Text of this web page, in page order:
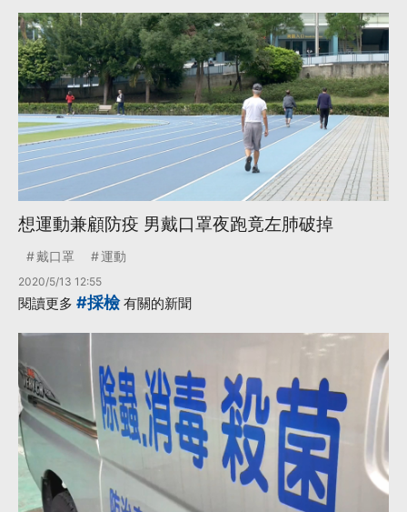
想運動兼顧防疫 男戴口罩夜跑竟左肺破掉
戴口罩 運動
2020/5/13 12:55
閱讀更多 #採檢有關的新聞